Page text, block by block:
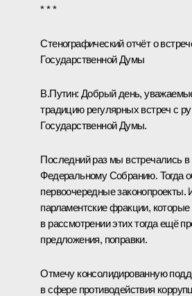
* * *
Стенографический отчёт о
Государственной Думы
В.Путин: Добрый день,
традицию регулярных встреч с
Государственной Думы.
Последний раз мы встречались в
Федеральному Собранию. Тогда
первоочередные законопроекты.
парламентские фракции, которые
в рассмотрении этих тогда ещё
предложения, поправки.
Отмечу консолидированную
в сфере противодействия